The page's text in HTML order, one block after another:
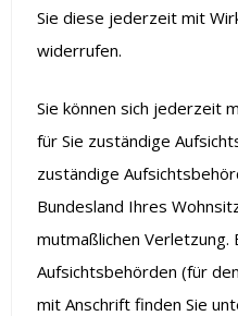
Sie diese jederzeit mit
widerrufen.
Sie können sich jederzeit
für Sie zuständige
zuständige
Bundesland Ihres
mutmaßlichen Verletzung.
Aufsichtsbehörden (für
mit Anschrift finden Sie